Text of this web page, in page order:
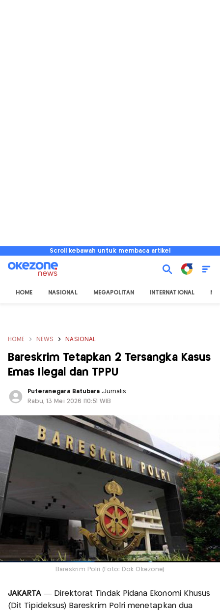
Scroll kebawah untuk membaca artikel
HOME NASIONAL MEGAPOLITAN INTERNATIONAL
HOME NEWS NASIONAL
Bareskrim Tetapkan 2 Tersangka Kasus
Emas Ilegal dan TPPU
Puteranegara Batubara,Jurnalis
Rabu, 13 Mei 2026 |10:51 WIB
Bareskrim Polri (Foto: Dok Okezone)
JAKARTA— Direktorat Tindak Pidana Ekonomi Khusus
(Dit Tipideksus) Bareskrim Polri menetapkan dua